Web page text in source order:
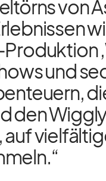
von
und
den